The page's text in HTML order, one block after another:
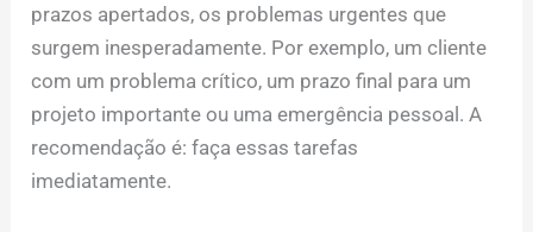
prazos apertados, os problemas urgentes que
surgem inesperadamente. Por exemplo, um cliente
com um problema crítico, um prazo final para um
projeto importante ou uma emergência pessoal. A
recomendação é: faça essas tarefas
imediatamente.